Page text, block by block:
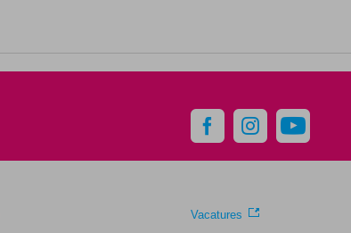
Vacatures